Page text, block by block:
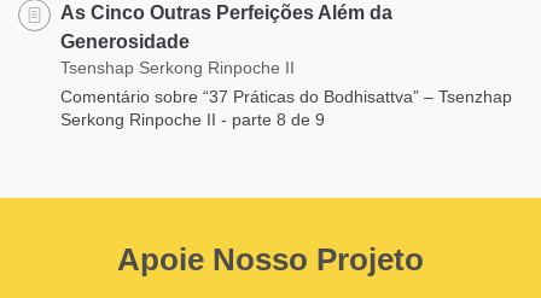
As Cinco Outras Perfeições Além da
Generosidade
Tsenshap Serkong Rinpoche II
Comentário sobre “37 Práticas do Bodhisattva” – Tsenzhap
Serkong Rinpoche II - parte 8 de 9
Apoie Nosso Projeto